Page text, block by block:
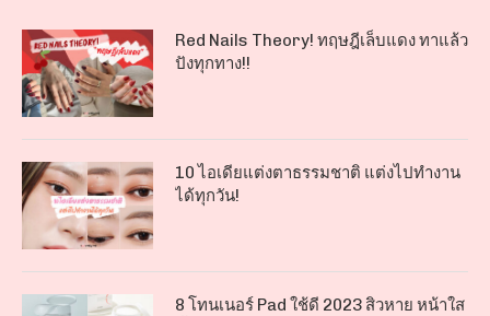
Red Nails Theory! ทฤษฎีเล็บแดง ทาแล้ว
ปังทุกทาง!!
10 ไอเดียแต่งตาธรรมชาติ แต่งไปทำงาน
ได้ทุกวัน!
8 โทนเนอร์ Pad ใช้ดี 2023 สิวหาย หน้าใส